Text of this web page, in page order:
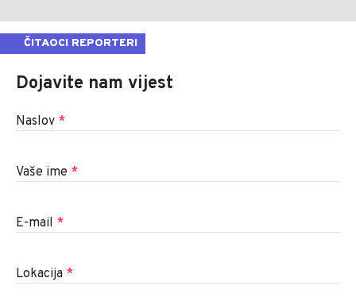
ČITAOCI REPORTERI
Dojavite nam vijest
Naslov *
Vaše ime *
E-mail *
Lokacija *